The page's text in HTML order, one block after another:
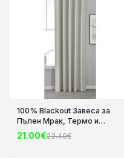
100% Blackout Завеса за
Пълен Мрак, Термо и
Шумоизолираща с коланче
цвят Крем, 175х140 и
21.00€23.40€